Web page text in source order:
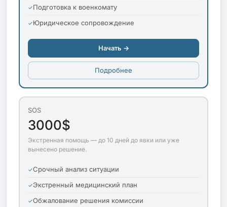
Подготовка к военкомату
Юридическое сопровождение
Начать →
Подробнее
SOS
3000$
Экстренная помощь — до 10 дней до явки или уже
вынесено решение.
Срочный анализ ситуации
Экстренный медицинский план
Обжалование решения комиссии